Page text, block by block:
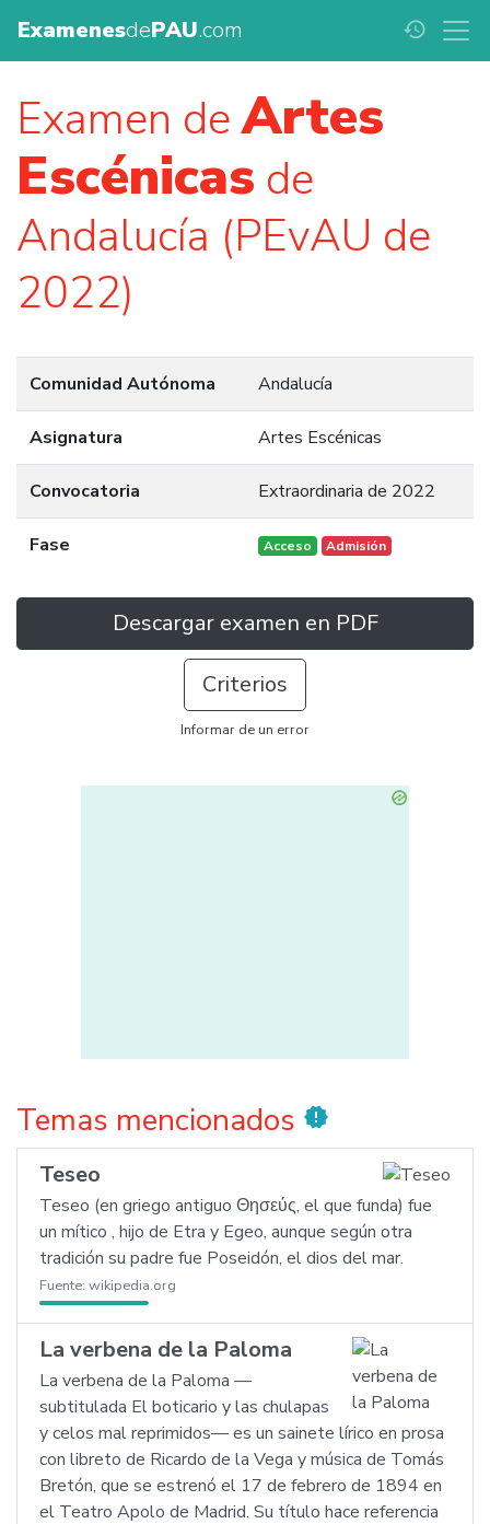
ExamenesdePAU.com history
Examen deArtes
Escénicas de
Andalucía (PEvAU de
2022)
Comunidad Autónoma Andalucía
Asignatura Artes Escénicas
Convocatoria Extraordinaria de 2022
Fase Acceso Admisión
Descargar examen en PDF
Criterios
Informar de un error
Temas mencionados new_releases
Teseo
Teseo (en griego antiguo Θησεύς, el que funda) fue
un mítico , hijo de Etra y Egeo, aunque según otra
tradición su padre fue Poseidón, el dios del mar.
Fuente: wikipedia.org
La verbena de la Paloma
La verbena de la Paloma —
subtitulada El boticario y las chulapas
y celos mal reprimidos— es un sainete lírico en prosa
con libreto de Ricardo de la Vega y música de Tomás
Bretón, que se estrenó el 17 de febrero de 1894 en
el Teatro Apolo de Madrid. Su título hace referencia